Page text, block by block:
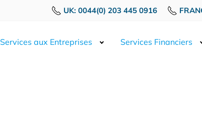
UK: 0044(0) 203 445 0916
Services aux Entreprises Services Financiers